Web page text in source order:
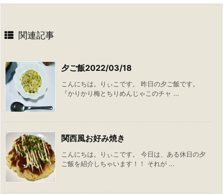
関連記事
夕ご飯2022/03/18
こんにちは。りぃこです。 昨日の夕ご飯です。
『かりかり梅とちりめんじゃこのチャ ...
関西風お好み焼き
こんにちは。りぃこです。 今日は、ある休日の夕
ご飯を紹介しちゃいます！！ それが ...